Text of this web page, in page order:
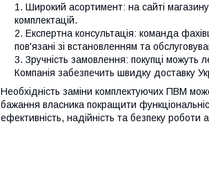
Широкий асортимент: на сайті
комплектацій.
Експертна консультація: команда
пов'язані зі встановленням та
Зручність замовлення: покупці можуть
Компанія забезпечить швидку доставку
Необхідність заміни комплектуючих ПВМ
бажання власника покращити
ефективність, надійність та безпеку роботи